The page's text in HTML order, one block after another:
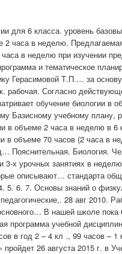
6 класса. уровень
2 часа в неделю.
в неделю при изучении
и тематическое
Герасимовой Т.П.… за
рабочая. Согласно
обучение биологии в
Базисному учебному плану,
в объеме 2 часа в неделю в
в объеме 70 часов (2 часа в
Пояснительная. Биология.
3-х урочных занятиях в
описывают… стандарта
5. 6. 7. Основы знаний о
28 авг 2010.
В нашей школе пока
программа учебной
в год 2 – 4 кл ., 99 часов –
26 августа 2015 г. в